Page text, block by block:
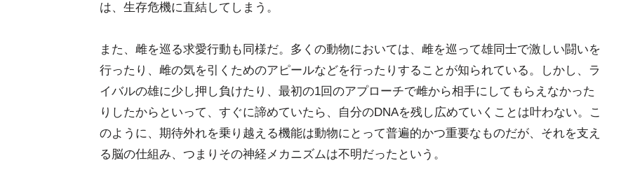
は、生存危機に直結してしまう。
また、雌を巡る求愛行動も同様だ。多くの動物においては、雌を巡って雄同士で激しい闘いを
行ったり、雌の気を引くためのアピールなどを行ったりすることが知られている。しかし、ラ
イバルの雄に少し押し負けたり、最初の1回のアプローチで雌から相手にしてもらえなかった
りしたからといって、すぐに諦めていたら、自分のDNAを残し広めていくことは叶わない。こ
のように、期待外れを乗り越える機能は動物にとって普遍的かつ重要なものだが、それを支え
る脳の仕組み、つまりその神経メカニズムは不明だったという。